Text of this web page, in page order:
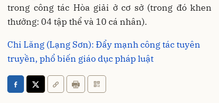
trong công tác Hòa giải ở cơ sở (trong đó khen
thưởng: 04 tập thể và 10 cá nhân).
Chi Lăng (Lạng Sơn): Đẩy mạnh công tác tuyên
truyền, phổ biến giáo dục pháp luật